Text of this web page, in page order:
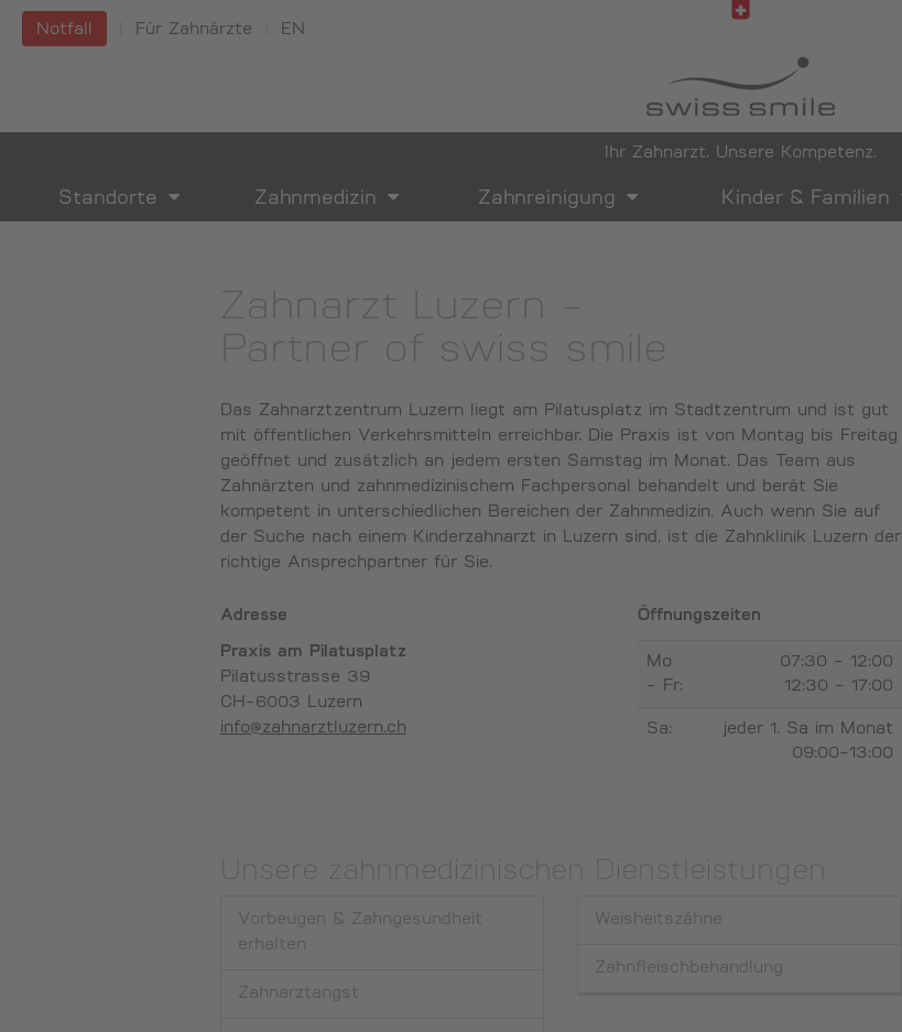
Notfall Für Zahnärzte EN
Ihr Zahnarzt. Unsere Kompetenz.
Standorte Zahnmedizin Zahnreinigung Kinder & Familien
Zahnarzt Luzern -
Partner of swiss smile
Das Zahnarztzentrum Luzern liegt am Pilatusplatz im Stadtzentrum und ist gut
mit öffentlichen Verkehrsmitteln erreichbar. Die Praxis ist von Montag bis Freitag
geöffnet und zusätzlich an jedem ersten Samstag im Monat. Das Team aus
Zahnärzten und zahnmedizinischem Fachpersonal behandelt und berät Sie
kompetent in unterschiedlichen Bereichen der Zahnmedizin. Auch wenn Sie auf
der Suche nach einem Kinderzahnarzt in Luzern sind, ist die Zahnklinik Luzern der
richtige Ansprechpartner für Sie.
Adresse
Praxis am Pilatusplatz
Pilatusstrasse 39
CH-6003 Luzern
info@zahnarztluzern.ch
Öffnungszeiten
Mo
- Fr:
07:30 - 12:00
12:30 - 17:00
Sa:
jeder 1. Sa im Monat
09:00-13:00
Unsere zahnmedizinischen Dienstleistungen
Vorbeugen & Zahngesundheit
erhalten
Zahnarztangst
Weisheits­zähne
Zahn­fleisch­behandlung